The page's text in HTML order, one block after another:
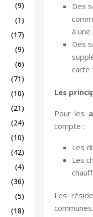
Des
à une
Des
carte
Les
Pour les
compte :
Les
Les
Les
communes.
(9)
(1)
(17)
(9)
(6)
(71)
(10)
(21)
(24)
(10)
(42)
(4)
(36)
(5)
(18)